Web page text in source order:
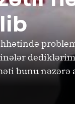
bunu nəzərə